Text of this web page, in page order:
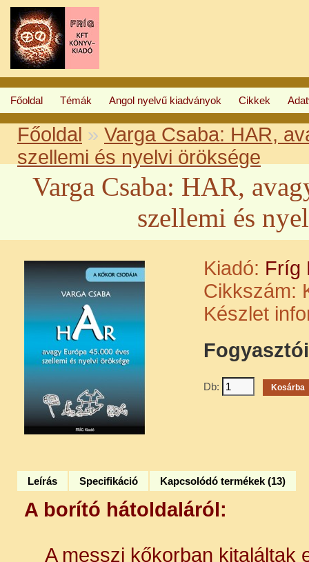
Főoldal Témák Angol nyelvű kiadványok Cikkek
Főoldal » Varga Csaba: HAR,
szellemi és nyelvi öröksége
Varga Csaba: HAR,
szellemi és
Kiadó: Fríg
Cikkszám:
Készlet
Db:
Leírás Specifikáció Kapcsolódó termékek (13)
A borító hátoldaláról:
A messzi kőkorban kitaláltak